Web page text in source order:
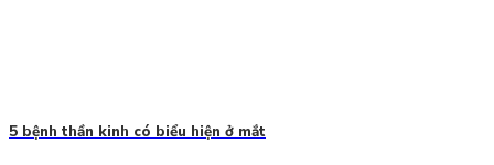
5 bệnh thần kinh có biểu hiện ở mắt